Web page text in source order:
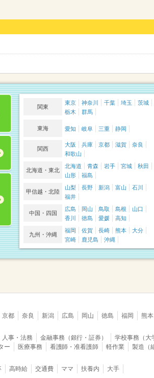
関東
東京 神奈川 千葉 埼玉
茨城
栃木
群馬
東海 愛知 岐阜 三重 静岡
関西
大阪 兵庫 京都 滋賀
奈良
和歌山
北海道・東北
北海道 青森 岩手 宮城
秋田
山形
福島
甲信越・北陸
山梨 長野 新潟 富山
石川
福井
中国・四国
広島 岡山 鳥取 島根
山口
香川
徳島 愛媛 高知
九州・沖縄
福岡 佐賀 長崎 熊本
大分
宮崎
鹿児島 沖縄
京都 奈良 新潟 広島 岡山 徳島 福岡 熊本
人事・法務 金融事務（銀行・証券） 学校事務（大
ー 医療事務 看護師・准看護師 軽作業 製造（
高時給 交通費 ママ 扶養内 大手